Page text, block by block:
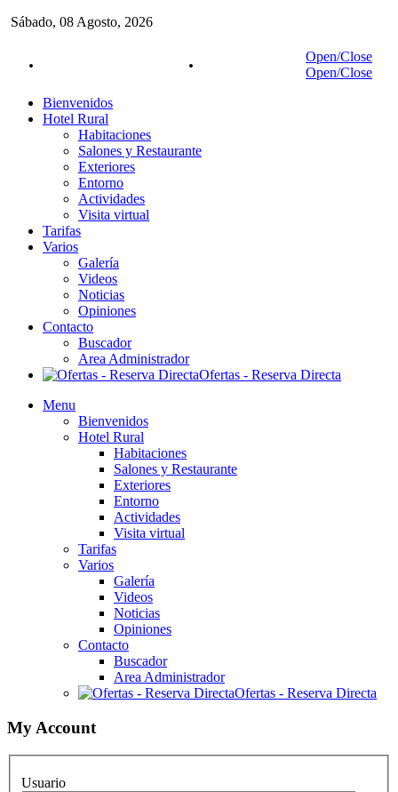
Sábado, 08 Agosto, 2026
Open/Close
Open/Close
Bienvenidos
Hotel Rural
Habitaciones
Salones y Restaurante
Exteriores
Entorno
Actividades
Visita virtual
Tarifas
Varios
Galería
Videos
Noticias
Opiniones
Contacto
Buscador
Area Administrador
Ofertas - Reserva Directa
Menu
Bienvenidos
Hotel Rural
Habitaciones
Salones y Restaurante
Exteriores
Entorno
Actividades
Visita virtual
Tarifas
Varios
Galería
Videos
Noticias
Opiniones
Contacto
Buscador
Area Administrador
Ofertas - Reserva Directa
My Account
Usuario